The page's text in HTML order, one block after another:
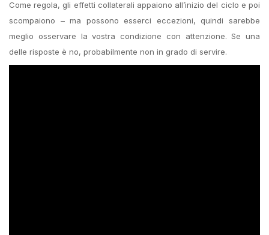
Come regola, gli effetti collaterali appaiono all’inizio del ciclo e poi
scompaiono – ma possono esserci eccezioni, quindi sarebbe
meglio osservare la vostra condizione con attenzione. Se una
delle risposte è no, probabilmente non in grado di servire.